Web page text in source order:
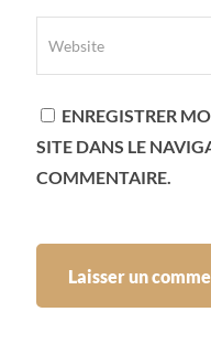
ENREGISTRER
SITE DANS LE
COMMENTAIRE.